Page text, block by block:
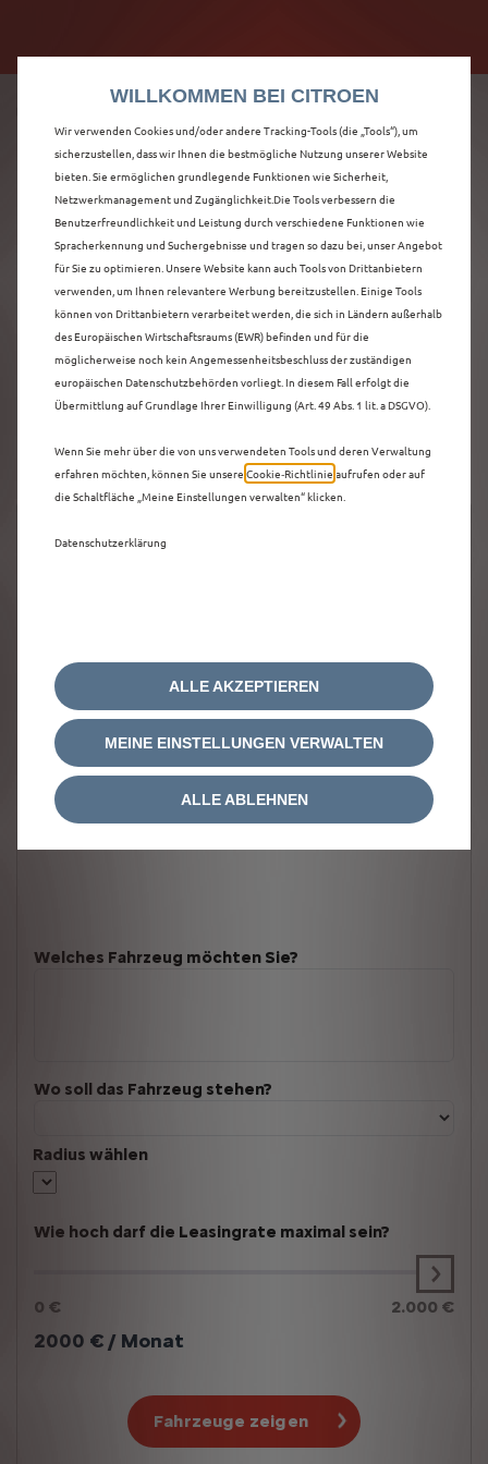
ENTDECKEN SIE ALLE
Ë-C3 AIRCROSS
NEUWAGEN MIT
ELEKTRO ANTRIEB IN
MOERS
Welches Fahrzeug möchten Sie?
Wo soll das Fahrzeug stehen?
Radius wählen
Wie hoch darf die Leasingrate maximal sein?
0 € 2.000 €
2000 € / Monat
Fahrzeuge zeigen
WILLKOMMEN BEI CITROEN
Wir verwenden Cookies und/oder andere Tracking-Tools (die „Tools“), um
sicherzustellen, dass wir Ihnen die bestmögliche Nutzung unserer Website
bieten. Sie ermöglichen grundlegende Funktionen wie Sicherheit,
Netzwerkmanagement und Zugänglichkeit.Die Tools verbessern die
Benutzerfreundlichkeit und Leistung durch verschiedene Funktionen wie
Spracherkennung und Suchergebnisse und tragen so dazu bei, unser Angebot
für Sie zu optimieren. Unsere Website kann auch Tools von Drittanbietern
verwenden, um Ihnen relevantere Werbung bereitzustellen. Einige Tools
können von Drittanbietern verarbeitet werden, die sich in Ländern außerhalb
des Europäischen Wirtschaftsraums (EWR) befinden und für die
möglicherweise noch kein Angemessenheitsbeschluss der zuständigen
europäischen Datenschutzbehörden vorliegt. In diesem Fall erfolgt die
Übermittlung auf Grundlage Ihrer Einwilligung (Art. 49 Abs. 1 lit. a DSGVO).
Wenn Sie mehr über die von uns verwendeten Tools und deren Verwaltung
erfahren möchten, können Sie unsere Cookie‑Richtlinie aufrufen oder auf
die Schaltfläche „Meine Einstellungen verwalten“ klicken.
Datenschutzerklärung
MEINE EINSTELLUNGEN VERWALTEN
ALLE AKZEPTIEREN
ALLE ABLEHNEN